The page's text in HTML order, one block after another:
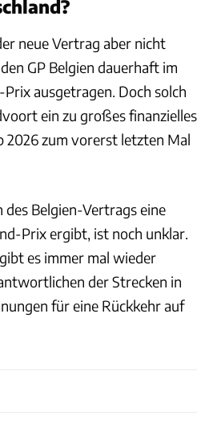
neue Vertrag aber nicht
GP Belgien dauerhaft im
ausgetragen. Doch solch
ein zu großes finanzielles
2026 zum vorerst letzten Mal
Belgien-Vertrags eine
Prix ergibt, ist noch unklar.
es immer mal wieder
der Strecken in
für eine Rückkehr auf